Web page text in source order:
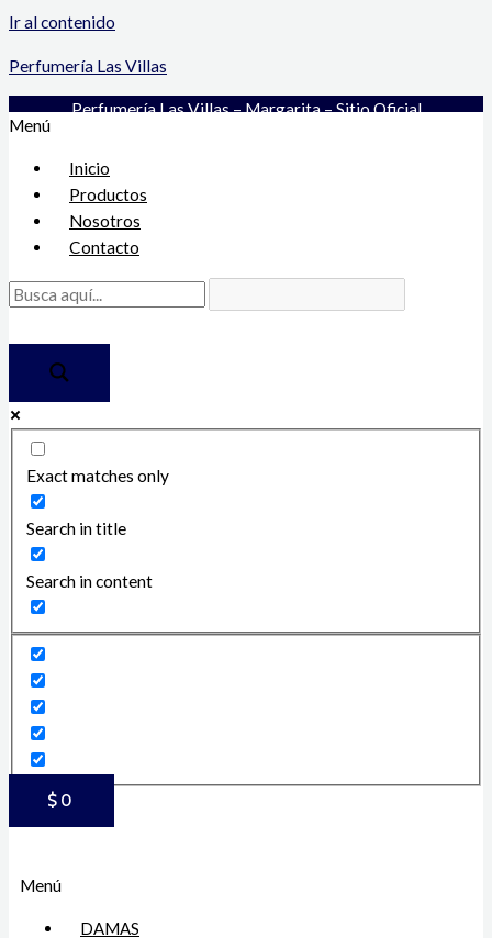
Ir al contenido
Perfumería Las Villas
Perfumería Las Villas – Margarita – Sitio Oficial
Menú
Inicio
Productos
Nosotros
Contacto
Exact matches only
Search in title
Search in content
$ 0
Menú
DAMAS